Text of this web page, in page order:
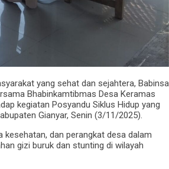
yang sehat dan sejahtera, Babinsa
Bhabinkamtibmas Desa Keramas
kegiatan Posyandu Siklus Hidup yang
Gianyar, Senin (3/11/2025).
kesehatan, dan perangkat desa dalam
gizi buruk dan stunting di wilayah